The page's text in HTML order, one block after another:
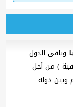
وباقي الدول
) من أجل
وبين دولة